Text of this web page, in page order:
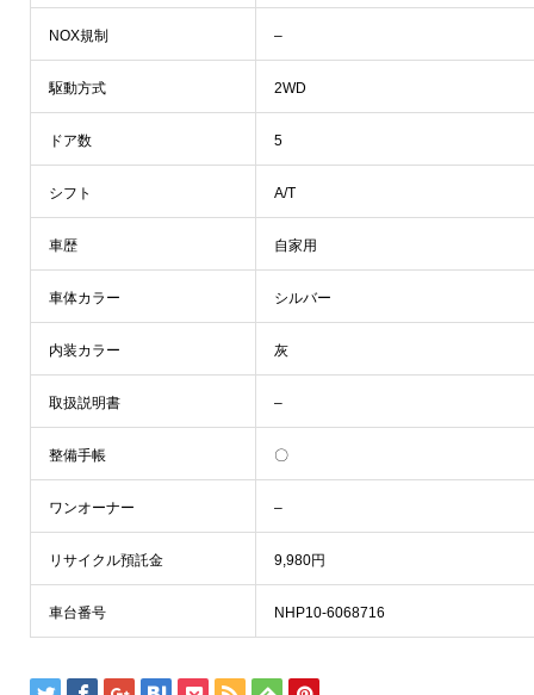
NOX規制 –
駆動方式 2WD
ドア数 5
シフト A/T
車歴 自家用
車体カラー シルバー
内装カラー 灰
取扱説明書 –
整備手帳 〇
ワンオーナー –
リサイクル預託金 9,980円
車台番号 NHP10-6068716